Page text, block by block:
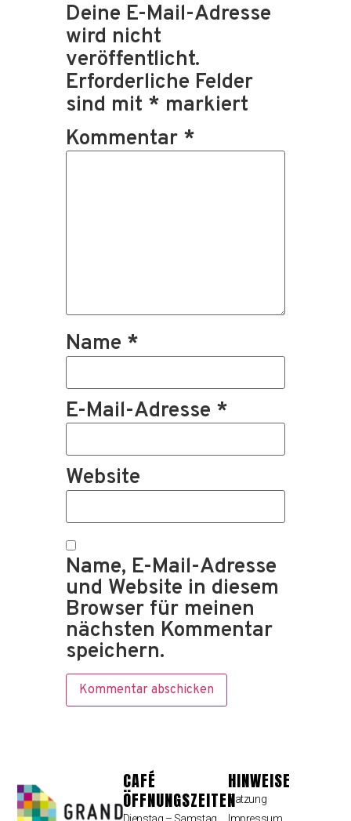
Deine E-Mail-Adresse
wird nicht
veröffentlicht.
Erforderliche Felder
sind mit * markiert
Kommentar *
Name *
E-Mail-Adresse *
Website
Name, E-Mail-Adresse
und Website in diesem
Browser für meinen
nächsten Kommentar
speichern.
CAFÉ
ÖFFNUNGSZEITEN
HINWEISE
Satzung